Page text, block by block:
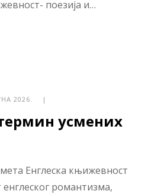
поезија и…
2026. |
усмених
Енглеска књижевност
романтизма,